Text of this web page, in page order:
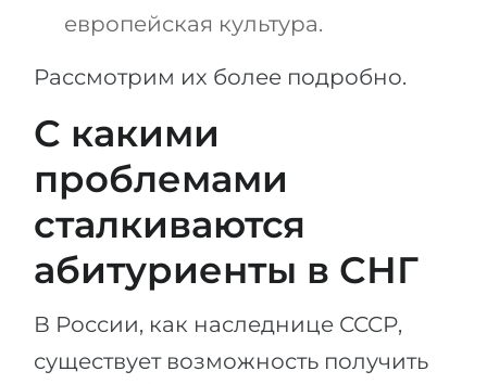
Наши студенты успешно поступают
КОНСУЛЬТАЦИЯ!
ЗАПИСАТЬСЯ НА КОНСУЛЬТАЦИЮ
европейская культура.
Рассмотрим их более подробно.
С какими
проблемами
сталкиваются
абитуриенты в СНГ
В России, как наследнице СССР,
существует возможность получить